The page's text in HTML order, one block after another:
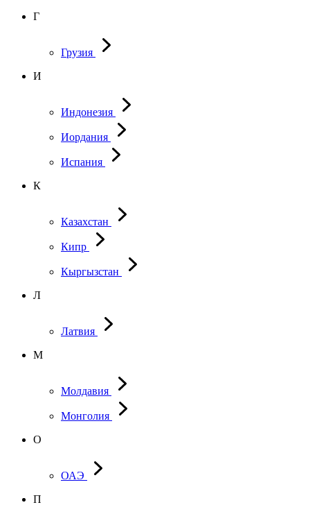
Г
Грузия
И
Индонезия
Иордания
Испания
К
Казахстан
Кипр
Кыргызстан
Л
Латвия
М
Молдавия
Монголия
О
ОАЭ
П